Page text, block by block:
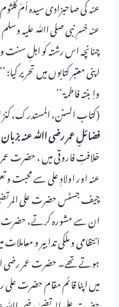
عنہ کی صاحبزادی سیدہ اُمّ
عنہ خسرِ نبی صلی اﷲ علیہ
چنانچہ اس رشتہ کو اہلِ
اپنی معتبر کتابوں میں تحریر
واِبنتہ فاطمۃ ‘‘
(کتاب السنن، المستدرک، کنز
فضائلِ عمر رضی اﷲ عنہ
خلافتِ فاروقی میں ،
عنہ اور اولادِ علی سے محبت و
چیف جسٹس حضرت علی
ان سے مشورہ کرتے،
انتظامی و ملکی تدابیر و
ہوتے تھے۔ حضرت عمر رضی اﷲ
میں اپنا قائم مقام حضرت